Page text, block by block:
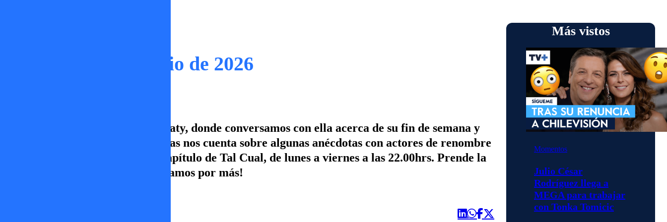
Tal Cual | 08 de junio de 2026
Este capítulo de Tal Cual es de Paty, donde conversamos con ella acerca de su fin de semana y
sus historias con Rambito. Ademas nos cuenta sobre algunas anécdotas con actores de renombre
años atrás. Súmate a un nuevo capítulo de Tal Cual, de lunes a viernes a las 22.00hrs. Prende la
tele y sintoniza TV+, Canal 5, ¡Vamos por más!
Más vistos
Momentos
Julio César
Rodríguez llega a
MEGA para trabajar
con Tonka Tomicic